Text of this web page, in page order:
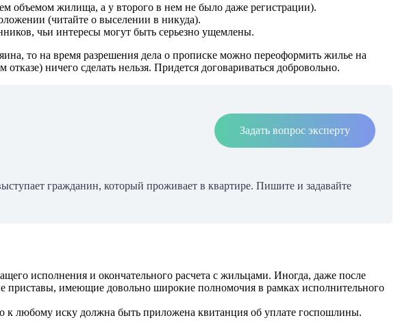
объемом жилища, а у второго в нем не было даже регистрации).
(читайте о выселении в никуда).
чьи интересы могут быть серьезно ущемлены.
то на время разрешения дела о прописке можно переоформить жилье на
ничего сделать нельзя. Придется договариваться добровольно.
Задать вопрос эксперту
гражданин, который проживает в квартире. Пишите и задавайте
исполнения и окончательного расчета с жильцами. Иногда, даже после
приставы, имеющие довольно широкие полномочия в рамках исполнительного
любому иску должна быть приложена квитанция об уплате госпошлины.